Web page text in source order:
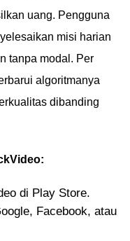
uang. Pengguna
misi harian
tanpa modal. Per
algoritmanya
dibanding
di Play Store.
Facebook, atau